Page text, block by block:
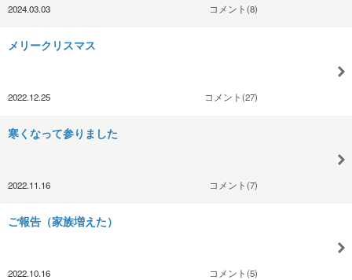
2024.03.03 コメント(8)
メリークリスマス
2022.12.25 コメント(27)
寒くなって参りました
2022.11.16 コメント(7)
ご報告（家族増えた）
2022.10.16 コメント(5)